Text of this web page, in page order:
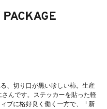
、切り口が黒い珍しい柿。生産
んです。ステッカーを貼った軽
ブに格好良く働く一方で、「新